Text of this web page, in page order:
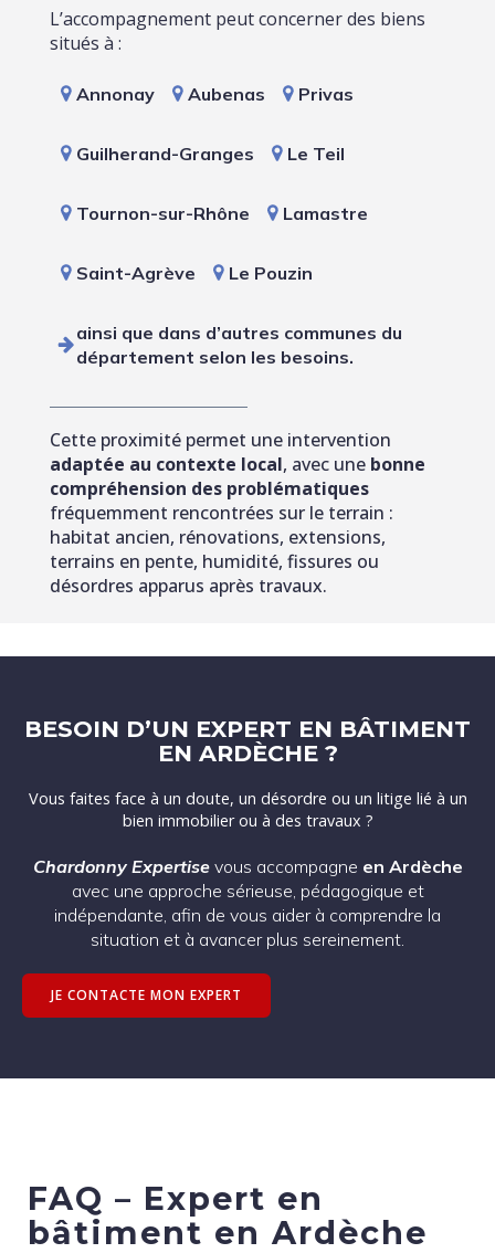
L’accompagnement peut concerner des biens
situés à :
Annonay Aubenas Privas
Guilherand-Granges Le Teil
Tournon-sur-Rhône Lamastre
Saint-Agrève Le Pouzin
ainsi que dans d’autres communes du
département selon les besoins.
Cette proximité permet une intervention
adaptée au contexte local, avec une bonne
compréhension des problématiques
fréquemment rencontrées sur le terrain :
habitat ancien, rénovations, extensions,
terrains en pente, humidité, fissures ou
désordres apparus après travaux.
BESOIN D’UN EXPERT EN BÂTIMENT
EN ARDÈCHE ?
Vous faites face à un doute, un désordre ou un litige lié à un
bien immobilier ou à des travaux ?
Chardonny Expertisevous accompagne en Ardèche
avec une approche sérieuse, pédagogique et
indépendante, afin de vous aider à comprendre la
situation et à avancer plus sereinement.
JE CONTACTE MON EXPERT
FAQ – Expert en
bâtiment en Ardèche